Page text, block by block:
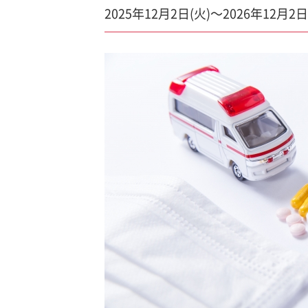
2025年12月2日(火)～2026年12月2